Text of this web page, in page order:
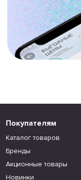
Покупателям
Каталог товаров
Бренды
Акционные товары
Новинки